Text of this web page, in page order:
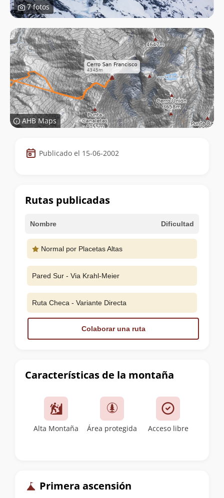
7 fotos
AHB Maps
Datos
de
cumbre
Publicado el 15-06-2002
Características de la montaña
Alta Montaña Área protegida Acceso libre
Primera ascensión
Rutas publicadas
Nombre Dificultad
Normal por Placetas Altas
Pared Sur - Via Krahl-Meier
Ruta Checa - Variante Directa
Colaborar una ruta